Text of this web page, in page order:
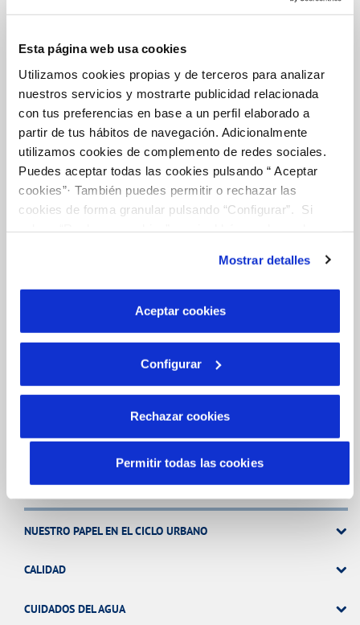
Esta página web usa cookies
Utilizamos cookies propias y de terceros para analizar
nuestros servicios y mostrarte publicidad relacionada
con tus preferencias en base a un perfil elaborado a
partir de tus hábitos de navegación. Adicionalmente
utilizamos cookies de complemento de redes sociales.
Puedes aceptar todas las cookies pulsando “ Aceptar
cookies”· También puedes permitir o rechazar las
cookies de forma granular pulsando “Configurar”. Si
son indispensables para que el sitio web funcione y que
por tanto no se pueden desactivar. Puedes consultar
más información en nuestraPolítica de Cookies
Mostrar detalles
Aceptar cookies
Configurar
Rechazar cookies
Permitir todas las cookies
CONTRATOS
MODIFICACIÓN DE DATOS
INCIDENCIAS
TODAS LAS GESTIONES
Tu Agua
NUESTRO PAPEL EN EL CICLO URBANO
CALIDAD
CUIDADOS DEL AGUA